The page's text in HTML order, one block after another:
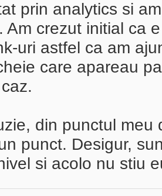
prin analytics si
Am crezut initial ca
uri astfel ca am
care apareau
din punctul
punct. Desigur,
si acolo nu stiu